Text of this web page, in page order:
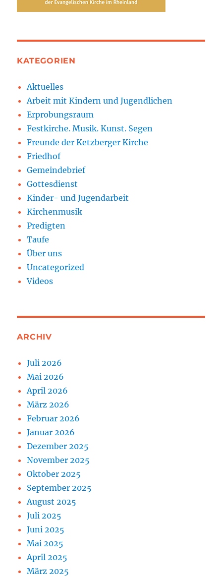
KATEGORIEN
Aktuelles
Arbeit mit Kindern und Jugendlichen
Erprobungsraum
Festkirche. Musik. Kunst. Segen
Freunde der Ketzberger Kirche
Friedhof
Gemeindebrief
Gottesdienst
Kinder- und Jugendarbeit
Kirchenmusik
Predigten
Taufe
Über uns
Uncategorized
Videos
ARCHIV
Juli 2026
Mai 2026
April 2026
März 2026
Februar 2026
Januar 2026
Dezember 2025
November 2025
Oktober 2025
September 2025
August 2025
Juli 2025
Juni 2025
Mai 2025
April 2025
März 2025